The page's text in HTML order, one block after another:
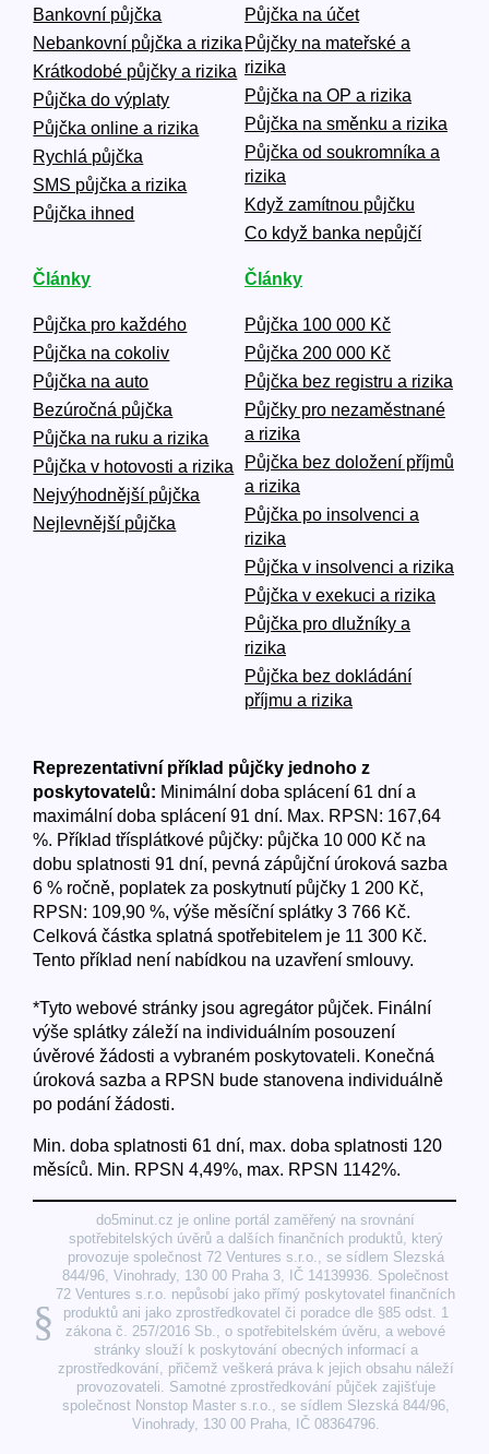
Bankovní půjčka
Nebankovní půjčka a rizika
Krátkodobé půjčky a rizika
Půjčka do výplaty
Půjčka online a rizika
Rychlá půjčka
SMS půjčka a rizika
Půjčka ihned
Půjčka na účet
Půjčky na mateřské a
rizika
Půjčka na OP a rizika
Půjčka na směnku a rizika
Půjčka od soukromníka a
rizika
Když zamítnou půjčku
Co když banka nepůjčí
Články
Půjčka pro každého
Půjčka na cokoliv
Půjčka na auto
Bezúročná půjčka
Půjčka na ruku a rizika
Půjčka v hotovosti a rizika
Nejvýhodnější půjčka
Nejlevnější půjčka
Články
Půjčka 100 000 Kč
Půjčka 200 000 Kč
Půjčka bez registru a rizika
Půjčky pro nezaměstnané
a rizika
Půjčka bez doložení příjmů
a rizika
Půjčka po insolvenci a
rizika
Půjčka v insolvenci a rizika
Půjčka v exekuci a rizika
Půjčka pro dlužníky a
rizika
Půjčka bez dokládání
příjmu a rizika
Reprezentativní příklad půjčky jednoho z
poskytovatelů: Minimální doba splácení 61 dní a
maximální doba splácení 91 dní. Max. RPSN: 167,64
%. Příklad třísplátkové půjčky: půjčka 10 000 Kč na
dobu splatnosti 91 dní, pevná zápůjční úroková sazba
6 % ročně, poplatek za poskytnutí půjčky 1 200 Kč,
RPSN: 109,90 %, výše měsíční splátky 3 766 Kč.
Celková částka splatná spotřebitelem je 11 300 Kč.
Tento příklad není nabídkou na uzavření smlouvy.
*Tyto webové stránky jsou agregátor půjček. Finální
výše splátky záleží na individuálním posouzení
úvěrové žádosti a vybraném poskytovateli. Konečná
úroková sazba a RPSN bude stanovena individuálně
po podání žádosti.
Min. doba splatnosti 61 dní, max. doba splatnosti 120
měsíců. Min. RPSN 4,49%, max. RPSN 1142%.
§
do5minut.cz je online portál zaměřený na srovnání
spotřebitelských úvěrů a dalších finančních produktů, který
provozuje společnost 72 Ventures s.r.o., se sídlem Slezská
844/96, Vinohrady, 130 00 Praha 3, IČ 14139936. Společnost
72 Ventures s.r.o. nepůsobí jako přímý poskytovatel finančních
produktů ani jako zprostředkovatel či poradce dle §85 odst. 1
zákona č. 257/2016 Sb., o spotřebitelském úvěru, a webové
stránky slouží k poskytování obecných informací a
zprostředkování, přičemž veškerá práva k jejich obsahu náleží
provozovateli. Samotné zprostředkování půjček zajišťuje
společnost Nonstop Master s.r.o., se sídlem Slezská 844/96,
Vinohrady, 130 00 Praha, IČ 08364796.